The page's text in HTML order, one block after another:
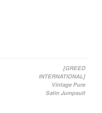
[GREED
INTERNATIONAL]
Vintage Pure
Satin Jumpsuit